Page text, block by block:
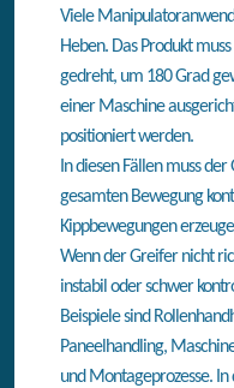
Viele
Heben. Das Produkt
gedreht, um 180 Grad
einer Maschine
positioniert werden.
In diesen Fällen muss
gesamten Bewegung
Kippbewegungen
Wenn der Greifer nicht
instabil oder schwer
Beispiele sind
Paneelhandling,
und Montageprozesse.